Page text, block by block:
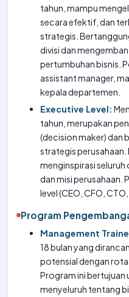
tahun, mampu
secara efektif, dan
strategis.
divisi dan
pertumbuhan bisnis.
assistant manager,
kepala departemen.
Executive Level:
tahun, merupakan
(decision maker) dan
strategis
menginspirasi seluruh
dan misi perusahaan.
level (CEO, CFO, CTO,
Program
Management
18 bulan yang
potensial dengan
Program ini bertujuan
menyeluruh tentang